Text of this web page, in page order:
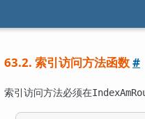
63.2. 索引访问方法函数#
索引访问方法必须在